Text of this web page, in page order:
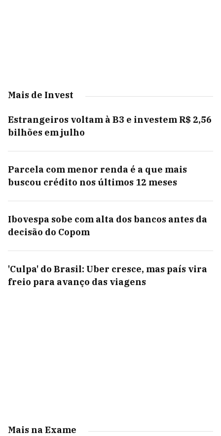
Mais de Invest
Estrangeiros voltam à B3 e investem R$ 2,56
bilhões em julho
Parcela com menor renda é a que mais
buscou crédito nos últimos 12 meses
Ibovespa sobe com alta dos bancos antes da
decisão do Copom
'Culpa' do Brasil: Uber cresce, mas país vira
freio para avanço das viagens
Mais na Exame